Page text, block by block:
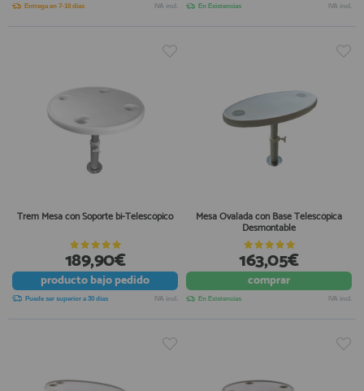
Entrega en 7-10 días IVA incl. En Existencias IVA incl.
Trem Mesa con Soporte bi-Telescópico
189,90€
productobajo pedido
Puede ser superior a 30 días IVA incl.
Mesa Ovalada con Base Telescópica
Desmontable
163,05€
comprar
En Existencias IVA incl.